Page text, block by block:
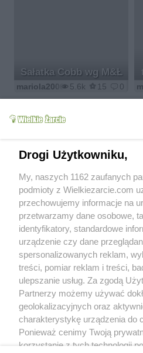
Sałatka Cobb wg M&Ł
5.6k 15 0
mariola2000
piuree wg M&Ł
4.2k 6 0
mariola2000
Od kiedy z nami:
2009-06-20
Status:
aktywny
Wypowiedzi na forum:
0
Wystawione komentarze:
158
Otrzymane komentarze:
575
Wyróżnienia
Drogi Użytkowniku,
My, naszych 1162 zaufanych
podmioty z Wielkiezarcie.com
przechowujemy informacje na
przetwarzamy dane osobowe,
identyfikatory, standardowe
urządzenie czy dane
spersonalizowanych reklam,
treści, pomiar reklam i treści,
ulepszanie usług. Za zgodą
Partnerzy możemy używać
geolokalizacyjnych oraz
charakterystykę urządzenia do
Ponieważ cenimy Twoją
korzystanie z tych technologii